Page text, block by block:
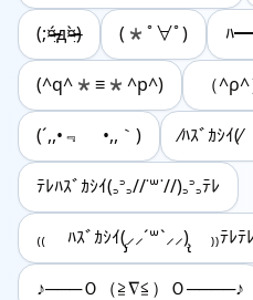
(;¤̴̶̷̤́д¤̴̶̷̤̀) (*ﾟ∀ﾟ) ﾊ
(^q^*≡*^p^) （^ρ^
(´,,•﹃ •,,｀) ⁄ﾊｽﾞｶｼｲ
ﾃﾚﾊｽﾞｶｼｲ(꜆꜄꜆//˙꒳˙//)꜆꜄꜆ﾃﾚ
₍₍ ﾊｽﾞｶｼｲ(̨̡⸝⸝´꒳`⸝⸝)̧̢ ₎₎ﾃﾚ
♪───Ｏ（≧∇≦）Ｏ────♪